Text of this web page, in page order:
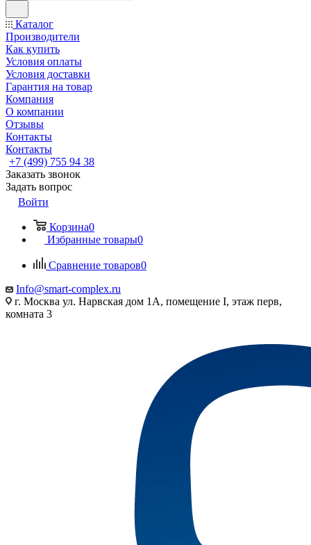
Каталог
Производители
Как купить
Условия оплаты
Условия доставки
Гарантия на товар
Компания
О компании
Отзывы
Контакты
Контакты
+7 (499) 755 94 38
Заказать звонок
Задать вопрос
Войти
Корзина0
Избранные товары0
Сравнение товаров0
Info@smart-complex.ru
г. Москва ул. Нарвская дом 1А, помещение I, этаж перв,
комната 3